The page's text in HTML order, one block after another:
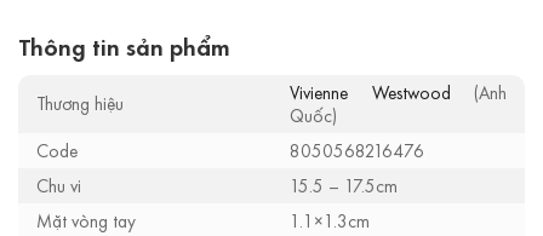
Thông tin sản phẩm
Thương hiệu Vivienne Westwood (Anh
Quốc)
Code
8050568216476
Chu vi
15.5 – 17.5cm
Mặt vòng tay
1.1×1.3cm